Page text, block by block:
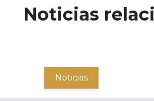
Noticias
Noticias